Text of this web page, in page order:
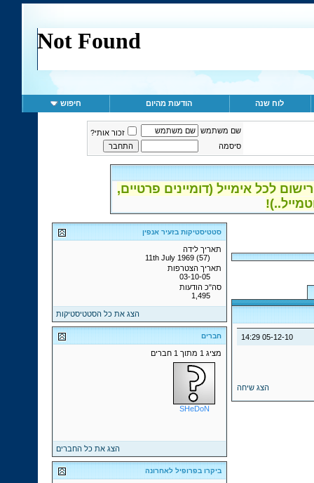
לוח שנה הודעות מהיום חיפוש
שם משתמש
זכור אותי?
סיסמה
לכל אימייל (דומיינים פרטיים,
05-12-10
14:29
הצג שיחה
סטטיסטיקות בזעיר אנפין
תאריך לידה
11th July 1969 (57)
תאריך הצטרפות
03-10-05
סה"כ הודעות
1,495
הצג את כל הסטטיסטיקות
חברים
מציג 1 מתוך 1 חברים
SHeDoN
הצג את כל החברים
ביקרו בפרופיל לאחרונה